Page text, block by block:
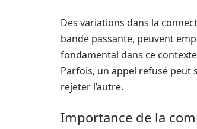
Des variations dans la
bande passante, peuvent
fondamental dans ce
Parfois, un appel refusé
rejeter l’autre.
Importance de la